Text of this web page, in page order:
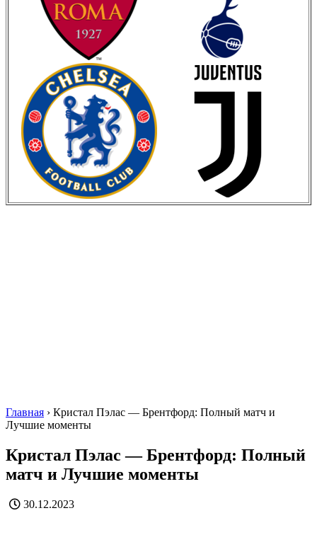
Главная › Кристал Пэлас — Брентфорд: Полный матч и
Лучшие моменты
Кристал Пэлас — Брентфорд: Полный
матч и Лучшие моменты
30.12.2023